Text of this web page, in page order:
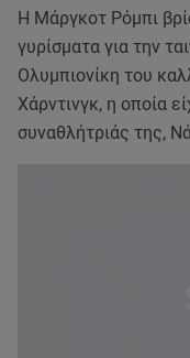
Η Μάργκοτ Ρόμπι
γυρίσματα για την
Ολυμπιονίκη του
Χάρντινγκ, η οποία
συναθλήτριάς της,